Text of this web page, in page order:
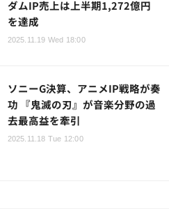
ダムIP売上は上半期1,272億円
を達成
2025.11.19 Wed 18:00
ソニーG決算、アニメIP戦略が奏
功 『鬼滅の刃』が音楽分野の過
去最高益を牽引
2025.11.18 Tue 12:00